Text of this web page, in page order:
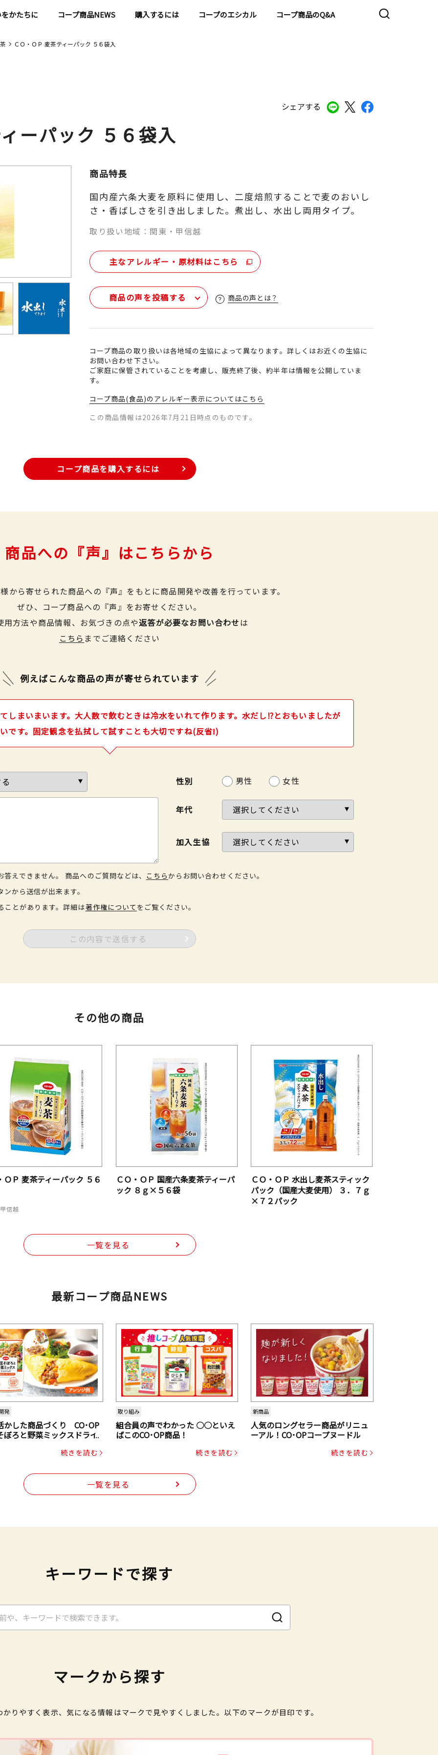
かたちに コープ商品NEWS 購入するには コープのエシカル コープ商品のQ&A
ＣＯ・ＯＰ 麦茶ティーパック ５６袋入
シェアする
ーパック ５６袋入
商品特長
国内産六条大麦を原料に使用し、二度焙煎することで麦のおいし
さ・香ばしさを引き出しました。煮出し、水出し両用タイプ。
取り扱い地域：関東・甲信越
主なアレルギー・原材料はこちら
商品の声を投稿する 商品の声とは？
コープ商品の取り扱いは各地域の生協によって異なります。詳しくはお近くの生協に
お問い合わせ下さい。
ご家庭に保管されていることを考慮し、販売終了後、約半年は情報を公開していま
す。
コープ商品(食品)のアレルギー表示についてはこちら
この商品情報は2026年7月21日時点のものです。
コープ商品を購入するには
商品への『声』はこちらから
から寄せられた商品への『声』をもとに商品開発や改善を行っています。
ぜひ、コープ商品への『声』をお寄せください。
用方法や商品情報、お気づきの点や返答が必要なお問い合わせは
こちら までご連絡ください
例えばこんな商品の声が寄せられています
しまいまいます。大人数で飲むときは冷水をいれて作ります。水だし⁉️とおもいましたが
です。固定観念を払拭して試すことも大切ですね(反省❕)
性別 男性 女性
年代
加入生協
えできません。 商品へのご質問などは、 こちらからお問い合わせください。
から送信が出来ます。
とがあります。詳細は著作権について をご覧ください。
この内容で送信する
その他の商品
ＯＰ 麦茶ティーパック ５６
信越
ＣＯ・ＯＰ 国産六条麦茶ティーパ
ック ８ｇ×５６袋
ＣＯ・ＯＰ 水出し麦茶スティック
パック（国産大麦使用） ３．７ｇ
×７２パック
一覧を見る
最新コープ商品NEWS
発
かした商品づくり CO･OP
ぼろと野菜ミックスドライ
続きを読む
取り組み
組合員の声でわかった ○○といえ
ばこのCO･OP商品！
続きを読む
新商品
人気のロングセラー商品がリニュ
ーアル！CO･OPコープヌードル
続きを読む
一覧を見る
キーワードで探す
マークから探す
りやすく表示、気になる情報はマークで見やすくしました。以下のマークが目印です。